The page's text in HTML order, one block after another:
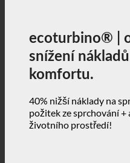
snížení
komfortu.
40% nižší náklady na
životního prostředí!